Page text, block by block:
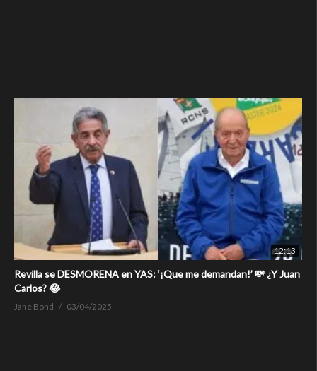
12:13
Revilla se DESMORENA en YAS: ‘¡Que me demandan!’ 💸 ¿Y Juan
Carlos? 😂
Jane Bond 03/04/2025